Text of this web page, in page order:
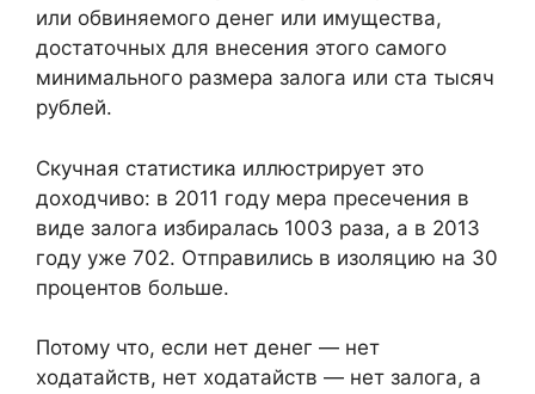
или обвиняемого денег или имущества,
достаточных для внесения этого самого
минимального размера залога или ста тысяч
рублей.
Скучная статистика иллюстрирует это
доходчиво: в 2011 году мера пресечения в
виде залога избиралась 1003 раза, а в 2013
году уже 702. Отправились в изоляцию на 30
процентов больше.
Потому что, если нет денег — нет
ходатайств, нет ходатайств — нет залога, а